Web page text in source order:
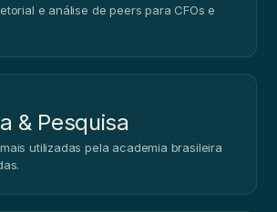
e análise de peers para CFOs e
& Pesquisa
utilizadas pela academia brasileira